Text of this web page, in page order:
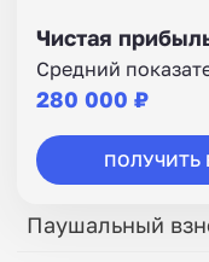
Чистая
Средний
280 000 ₽
ПОЛУЧИТЬ
Паушальный